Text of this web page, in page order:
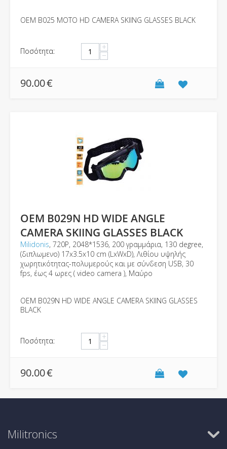
ΟΕΜ B025 MOTO HD CAMERA SKIING GLASSES BLACK
Ποσότητα: +
−
90.00€
OEM B029N HD WIDE ANGLE
CAMERA SKIING GLASSES BLACK
Milidonis, 720P, 2048*1536, 200 γραμμάρια, 130 degree,
(διπλωμενο) 17x3.5x10 cm (LxWxD), Λιθίου υψηλής
χωρητικότητας-πολυμερούς και με σύνδεση USB, 30
fps, έως 4 ωρες ( video camera ), Μαύρο
OEM B029N HD WIDE ANGLE CAMERA SKIING GLASSES
BLACK
Ποσότητα: +
−
90.00€
Militronics